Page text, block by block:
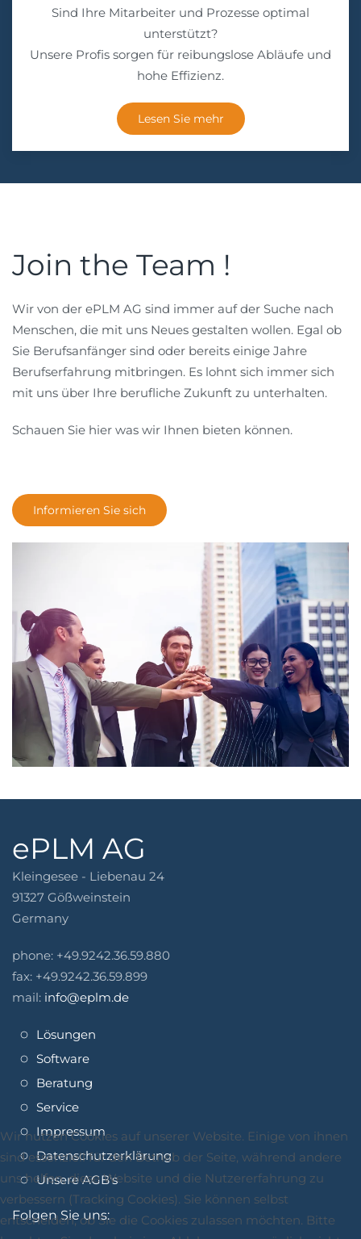
Sind Ihre Mitarbeiter und Prozesse optimal
unterstützt?
Unsere Profis sorgen für reibungslose Abläufe und
hohe Effizienz.
Lesen Sie mehr
Join the Team !
Wir von der ePLM AG sind immer auf der Suche nach
Menschen, die mit uns Neues gestalten wollen. Egal ob
Sie Berufsanfänger sind oder bereits einige Jahre
Berufserfahrung mitbringen. Es lohnt sich immer sich
mit uns über Ihre berufliche Zukunft zu unterhalten.
Schauen Sie hier was wir Ihnen bieten können.
Informieren Sie sich
ePLM AG
Kleingesee - Liebenau 24
91327 Gößweinstein
Germany
phone: +49.9242.36.59.880
fax: +49.9242.36.59.899
mail: info@eplm.de
Lösungen
Software
Beratung
Service
Impressum
Datenschutzerklärung
Unsere AGB's
Folgen Sie uns:
Wir nutzen Cookies auf unserer Website. Einige von ihnen
sind essenziell für den Betrieb der Seite, während andere
uns helfen, diese Website und die Nutzererfahrung zu
verbessern (Tracking Cookies). Sie können selbst
entscheiden, ob Sie die Cookies zulassen möchten. Bitte